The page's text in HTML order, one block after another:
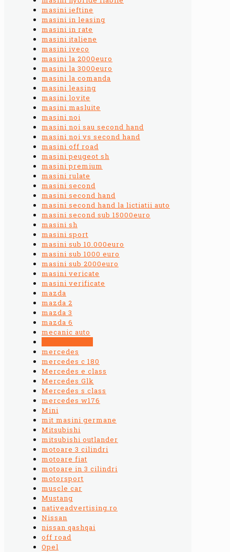
masini ieftine
masini in leasing
masini in rate
masini italiene
masini iveco
masini la 2000euro
masini la 3000euro
masini la comanda
masini leasing
masini lovite
masini masluite
masini noi
masini noi sau second hand
masini noi vs second hand
masini off road
masini peugeot sh
masini premium
masini rulate
masini second
masini second hand
masini second hand la lictiatii auto
masini second sub 15000euro
masini sh
masini sport
masini sub 10.000euro
masini sub 1000 euro
masini sub 2000euro
masini vericate
masini verificate
mazda
mazda 2
mazda 3
mazda 6
mecanic auto
mercedes
mercedes c 180
Mercedes e class
Mercedes Glk
Mercedes s class
mercedes w176
Mini
mit masini germane
Mitsubishi
mitsubishi outlander
motoare 3 cilindri
motoare fiat
motoare in 3 cilindri
motorsport
muscle car
Mustang
nativeadvertising.ro
Nissan
nissan qashqai
off road
Opel